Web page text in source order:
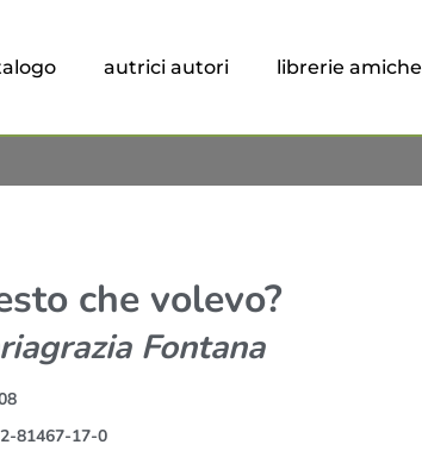
autrici autori librerie amiche
che volevo?
Fontana
81467-17-0